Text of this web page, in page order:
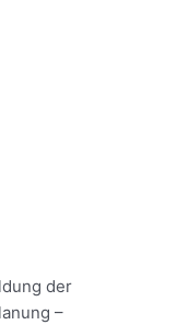
der
–